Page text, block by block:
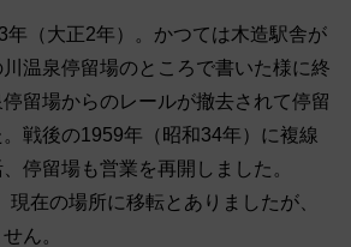
年（大正2年）。かつては木造駅舎が
温泉停留場のところで書いた様に終
留場からのレールが撤去されて停留
戦後の1959年（昭和34年）に複線
停留場も営業を再開しました。
現在の場所に移転とありましたが、
ん。